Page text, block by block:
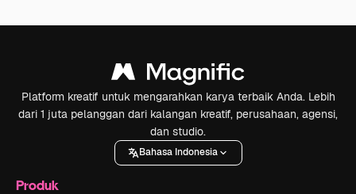
Platform kreatif untuk mengarahkan karya terbaik Anda. Lebih
dari 1 juta pelanggan dari kalangan kreatif, perusahaan, agensi,
dan studio.
Bahasa Indonesia
Produk